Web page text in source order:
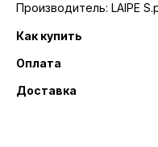
Производитель: LAIPE
Как купить
Оплата
Доставка